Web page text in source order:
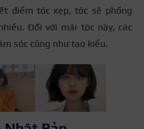
điểm tóc xẹp, tóc sẽ phồng
Đối với mái tóc này, các
sóc cũng như tạo kiểu.